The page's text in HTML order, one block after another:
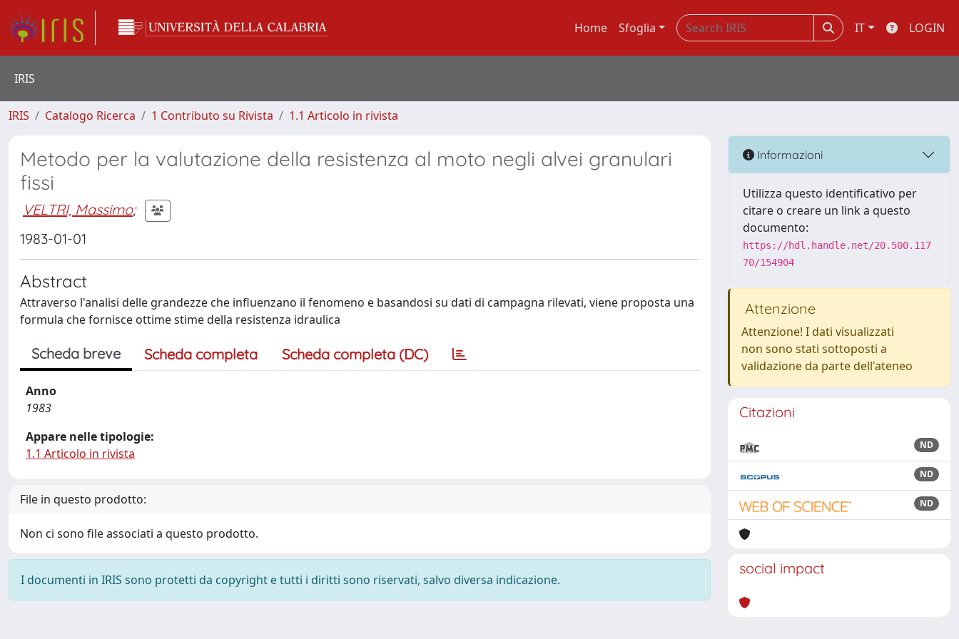
Home Sfoglia IT LOGIN
IRIS
IRIS Catalogo Ricerca 1 Contributo su Rivista 1.1 Articolo in rivista
Metodo per la valutazione della resistenza al moto negli alvei granulari
fissi
VELTRI, Massimo;
1983-01-01
Abstract
Attraverso l'analisi delle grandezze che influenzano il fenomeno e basandosi su dati di campagna rilevati, viene proposta una
formula che fornisce ottime stime della resistenza idraulica
Scheda breve Scheda completa Scheda completa (DC)
Anno
1983
Appare nelle tipologie:
1.1 Articolo in rivista
File in questo prodotto:
Non ci sono file associati a questo prodotto.
I documenti in IRIS sono protetti da copyright e tutti i diritti sono riservati, salvo diversa indicazione.
Informazioni
Utilizza questo identificativo per
citare o creare un link a questo
documento:
https://hdl.handle.net/20.500.117
70/154904
Attenzione
Attenzione! I dati visualizzati
non sono stati sottoposti a
validazione da parte dell'ateneo
Citazioni
ND
ND
ND
social impact